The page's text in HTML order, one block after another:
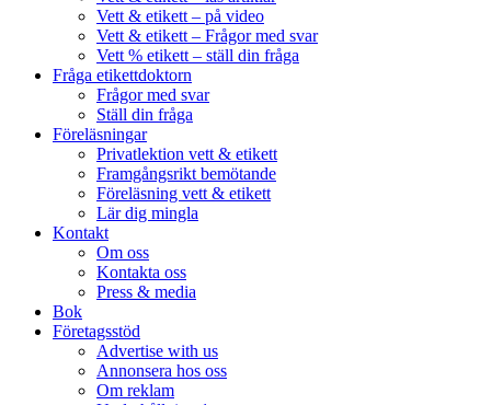
Vett & etikett – på video
Vett & etikett – Frågor med svar
Vett % etikett – ställ din fråga
Fråga etikettdoktorn
Frågor med svar
Ställ din fråga
Föreläsningar
Privatlektion vett & etikett
Framgångsrikt bemötande
Föreläsning vett & etikett
Lär dig mingla
Kontakt
Om oss
Kontakta oss
Press & media
Bok
Företagsstöd
Advertise with us
Annonsera hos oss
Om reklam